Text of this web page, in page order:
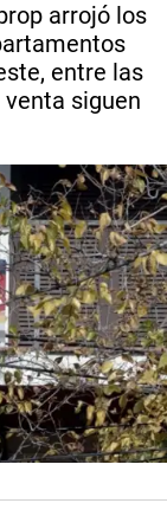
arrojó los
entre las
siguen